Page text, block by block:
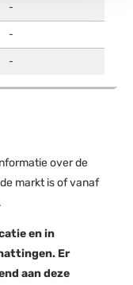
media te bieden
met onze
en analyse. Deze
met andere
-
-
-
over de
markt is of vanaf
en in
Er
aan deze